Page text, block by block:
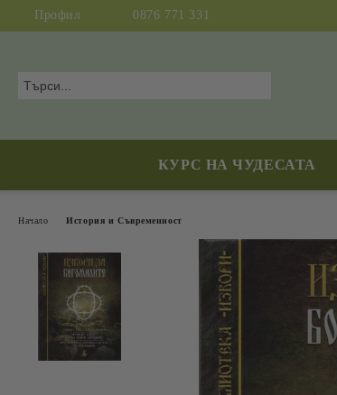
Профил 0876 771 331
КУРС НА ЧУДЕСАТА
Начало История и Съвременност